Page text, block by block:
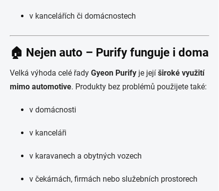
v kancelářích či domácnostech
🏠 Nejen auto – Purify funguje i doma
Velká výhoda celé řady Gyeon Purify je její široké využití
mimo automotive. Produkty bez problémů použijete také:
v domácnosti
v kanceláři
v karavanech a obytných vozech
v čekárnách, firmách nebo služebních prostorech